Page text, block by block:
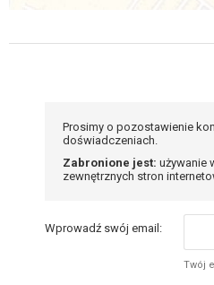
Prosimy o pozostawienie
doświadczeniach.
Zabronione jest: używanie
zewnętrznych stron
Wprowadź swój email:
Twój